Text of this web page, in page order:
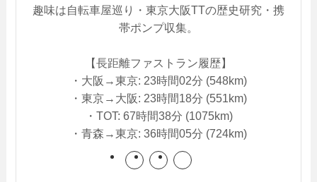
趣味は自転車屋巡り・東京大阪TTの歴史研究・携
帯ポンプ収集。
【長距離ファストラン履歴】
・大阪→東京: 23時間02分 (548km)
・東京→大阪: 23時間18分 (551km)
・TOT: 67時間38分 (1075km)
・青森→東京: 36時間05分 (724km)